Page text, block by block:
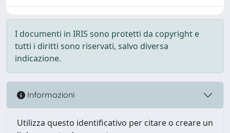
I documenti in IRIS sono protetti da copyright e
tutti i diritti sono riservati, salvo diversa
indicazione.
Informazioni
Utilizza questo identificativo per citare o creare un